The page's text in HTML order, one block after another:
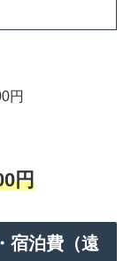
円
円
宿泊費（遠